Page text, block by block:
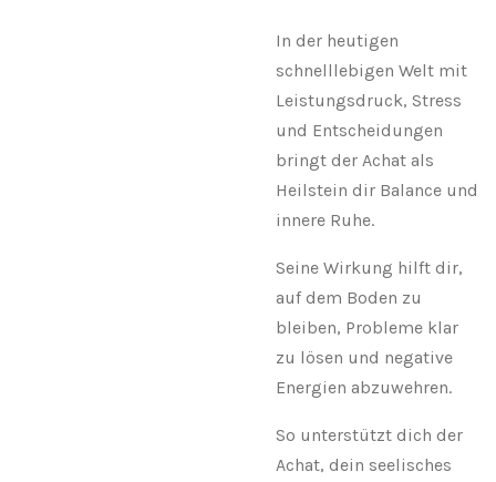
In der heutigen
schnelllebigen Welt mit
Leistungsdruck, Stress
und Entscheidungen
bringt der Achat als
Heilstein dir Balance und
innere Ruhe.
Seine Wirkung hilft dir,
auf dem Boden zu
bleiben, Probleme klar
zu lösen und negative
Energien abzuwehren.
So unterstützt dich der
Achat, dein seelisches